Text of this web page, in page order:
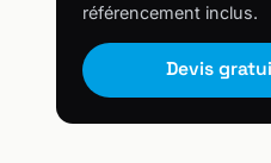
référencement inclus.
Devis